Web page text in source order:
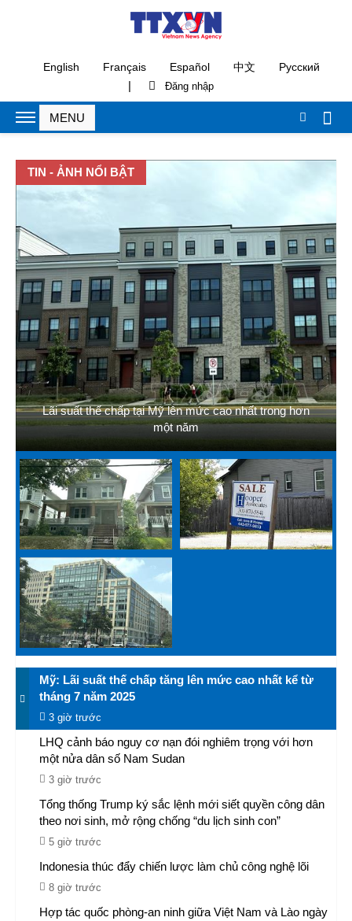
English Français Español 中文 Русский
|
TIN - ẢNH NỔI BẬT
Lãi suất thế chấp tại Mỹ lên mức cao nhất trong hơn
một năm
Mỹ: Lãi suất thế chấp tăng lên mức cao nhất kể từ
tháng 7 năm 2025
3 giờ trước
LHQ cảnh báo nguy cơ nạn đói nghiêm trọng với hơn
một nửa dân số Nam Sudan
3 giờ trước
Tổng thống Trump ký sắc lệnh mới siết quyền công dân
theo nơi sinh, mở rộng chống “du lịch sinh con”
5 giờ trước
Indonesia thúc đẩy chiến lược làm chủ công nghệ lõi
8 giờ trước
Hợp tác quốc phòng-an ninh giữa Việt Nam và Lào ngày